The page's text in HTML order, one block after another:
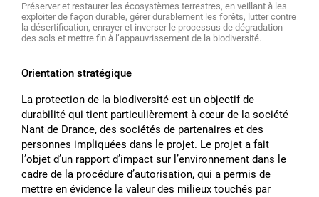
Préserver et restaurer les écosystèmes terrestres, en veillant à les
exploiter de façon durable, gérer durablement les forêts, lutter contre
la désertification, enrayer et inverser le processus de dégradation
des sols et mettre fin à lʼappauvrissement de la biodiversité.
Orientation stratégique
La protection de la biodiversité est un objectif de
durabilité qui tient particulièrement à cœur de la société
Nant de Drance, des sociétés de partenaires et des
personnes impliquées dans le projet. Le projet a fait
lʼobjet dʼun rapport dʼimpact sur lʼenvironnement dans le
cadre de la procédure dʼautorisation, qui a permis de
mettre en évidence la valeur des milieux touchés par